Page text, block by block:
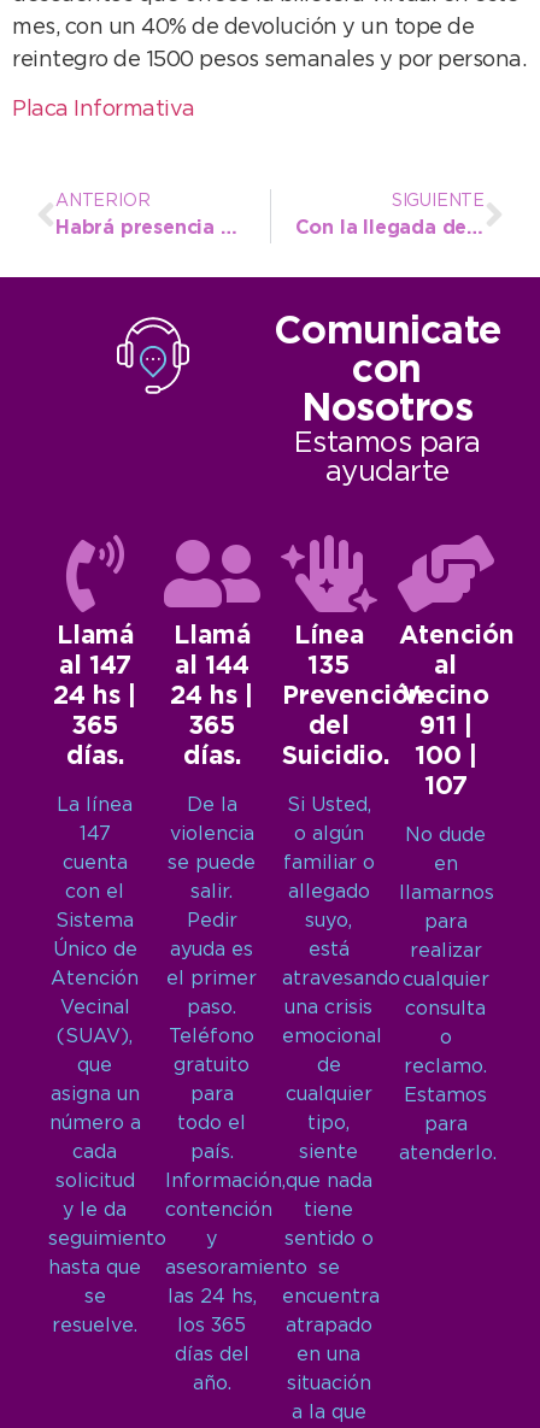
mes, con un 40% de devolución y un tope de
reintegro de 1500 pesos semanales y por persona.
Placa Informativa
ANTERIOR
Habrá presencia de la Escuela Municipal de Atletismo en el cross de Pinamar
SIGUIENTE
Con la llegada del subsidio, las empresas estarían dispuestas a bajar el boleto de colectivo
Comunicate
con
Nosotros
Estamos para
ayudarte
Llamá
al 147
24 hs |
365
días.
La línea
147
cuenta
con el
Sistema
Único de
Atención
Vecinal
(SUAV),
que
asigna un
número a
cada
solicitud
y le da
seguimiento
hasta que
se
resuelve.
Llamá
al 144
24 hs |
365
días.
De la
violencia
se puede
salir.
Pedir
ayuda es
el primer
paso.
Teléfono
gratuito
para
todo el
país.
Información,
contención
y
asesoramiento
las 24 hs,
los 365
días del
año.
Línea
135
Prevención
del
Suicidio.
Si Usted,
o algún
familiar o
allegado
suyo,
está
atravesando
una crisis
emocional
de
cualquier
tipo,
siente
que nada
tiene
sentido o
se
encuentra
atrapado
en una
situación
a la que
Atención
al
Vecino
911 |
100 |
107
No dude
en
llamarnos
para
realizar
cualquier
consulta
o
reclamo.
Estamos
para
atenderlo.